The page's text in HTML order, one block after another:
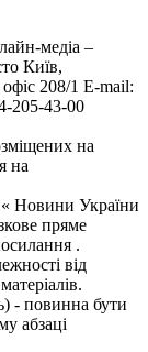
медіа –
Київ,
208/1 E-mail:
205-43-00
на
на
« Новини України
пряме
.
від
- повинна бути
абзаці